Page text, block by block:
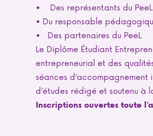
• Des représentants du PeeL
• Du responsable
• Des partenaires du PeeL
Le Diplôme Étudiant
entrepreneurial et des
séances
d’études rédigé et soutenu à
Inscriptions ouvertes toute